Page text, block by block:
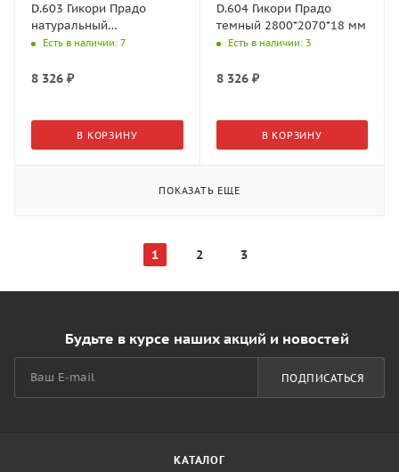
D.603 Гикори Прадо
натуральный
2800*2070*18 мм
Есть в наличии: 7
8 326 ₽
В КОРЗИНУ
D.604 Гикори Прадо
темный 2800*2070*18 мм
Есть в наличии: 3
8 326₽
В КОРЗИНУ
ПОКАЗАТЬ ЕЩЕ
1 2 3
Будьте в курсе наших акций и новостей
ПОДПИСАТЬСЯ
КАТАЛОГ